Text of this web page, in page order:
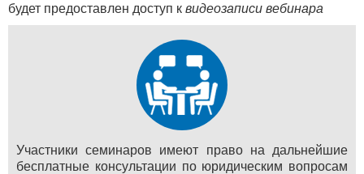
будет предоставлен доступ к видеозаписи вебинара
Участники семинаров имеют право на дальнейшие
бесплатные консультации по юридическим вопросам